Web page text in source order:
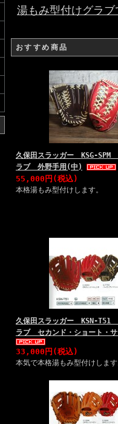
湯もみ型付けグラブ
おすすめ商品
久保田スラッガー KSG-SPM
ラブ 外野手用(中)
55,000円(税込)
本格湯もみ型付けします。
久保田スラッガー KSN-T51
ラブ セカンド・ショート・サ
33,000円(税込)
本気で本格湯もみ型付けします